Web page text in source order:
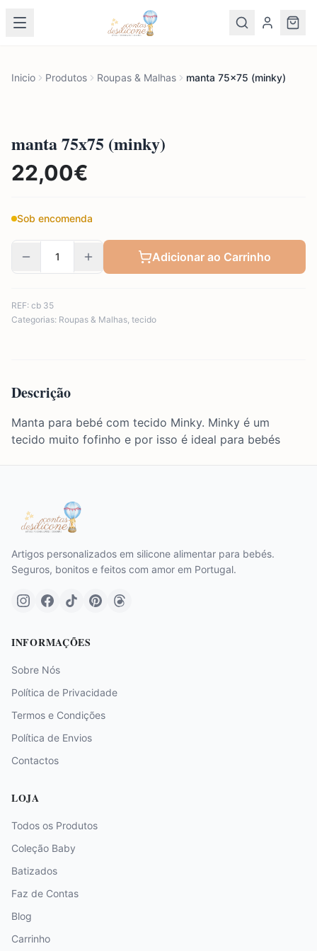
Inicio Produtos Roupas & Malhas manta 75x75 (minky)
manta 75x75 (minky)
22,00€
Sob encomenda
Adicionar ao Carrinho
REF: cb 35
Categorias: Roupas & Malhas, tecido
Descrição
Manta para bebé com tecido Minky. Minky é um
tecido muito fofinho e por isso é ideal para bebés
Artigos personalizados em silicone alimentar para bebés.
Seguros, bonitos e feitos com amor em Portugal.
INFORMAÇÕES
Sobre Nós
Política de Privacidade
Termos e Condições
Política de Envios
Contactos
LOJA
Todos os Produtos
Coleção Baby
Batizados
Faz de Contas
Blog
Carrinho